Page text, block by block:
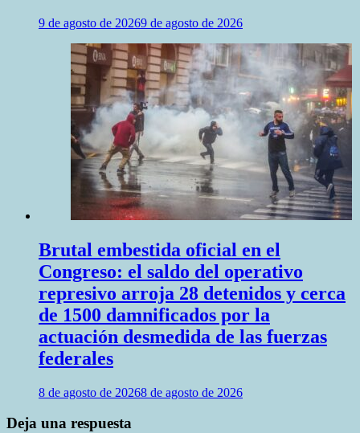
9 de agosto de 20269 de agosto de 2026
Brutal embestida oficial en el
Congreso: el saldo del operativo
represivo arroja 28 detenidos y cerca
de 1500 damnificados por la
actuación desmedida de las fuerzas
federales
8 de agosto de 20268 de agosto de 2026
Deja una respuesta